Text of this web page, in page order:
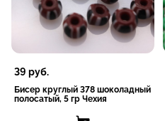
39 руб.
Бисер круглый 378 шоколадный
полосатый, 5 гр Чехия